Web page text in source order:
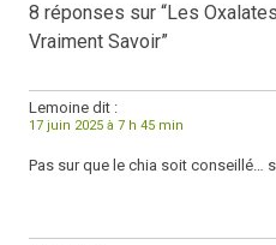
8 réponses sur “Les
Vraiment Savoir”
Lemoine dit :
17 juin 2025 à 7 h 45 min
Pas sur que le chia soit conseillé…